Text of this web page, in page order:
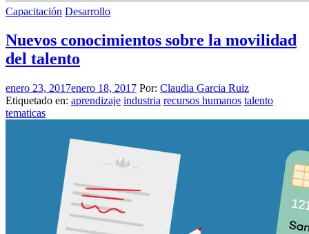
Capacitación Desarrollo
Nuevos conocimientos sobre la movilidad
del talento
enero 23, 2017enero 18, 2017 Por: Claudia Garcia Ruiz
Etiquetado en: aprendizaje industria recursos humanos talento
tematicas